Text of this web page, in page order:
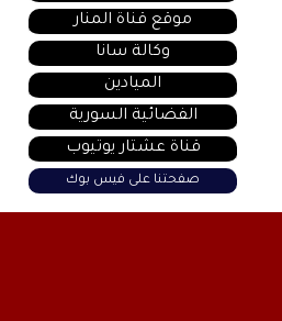
موقع قناة المنار
وكالة سانا
الميادين
الفضائية السورية
قناة عشتار يوتيوب
صفحتنا على فيس بوك